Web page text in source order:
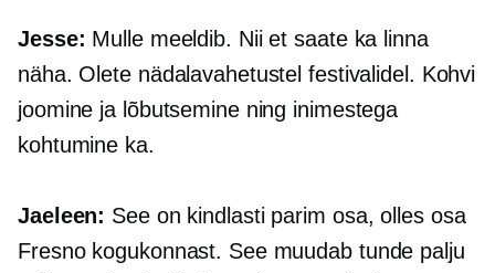
Jesse: Mulle meeldib. Nii et saate ka linna
näha. Olete nädalavahetustel festivalidel. Kohvi
joomine ja lõbutsemine ning inimestega
kohtumine ka.
Jaeleen: See on kindlasti parim osa, olles osa
Fresno kogukonnast. See muudab tunde palju